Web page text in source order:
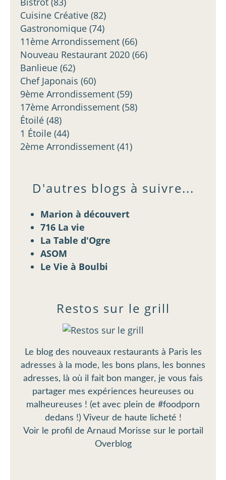
Cuisine Créative (82)
Gastronomique (74)
11ème Arrondissement (66)
Nouveau Restaurant 2020 (66)
Banlieue (62)
Chef Japonais (60)
9ème Arrondissement (59)
17ème Arrondissement (58)
Étoilé (48)
1 Étoile (44)
2ème Arrondissement (41)
Restos sur le grill
Le blog des nouveaux restaurants à Paris les
adresses à la mode, les bons plans, les bonnes
adresses, là où il fait bon manger, je vous fais
partager mes expériences heureuses ou
malheureuses ! (et avec plein de #foodporn
dedans !) Viveur de haute licheté !
Voir le profil de Arnaud Morisse sur le portail
Overblog
D'autres blogs à suivre...
Marion à découvert
716 La vie
La Table d'Ogre
ASOM
Le Vie à Boulbi